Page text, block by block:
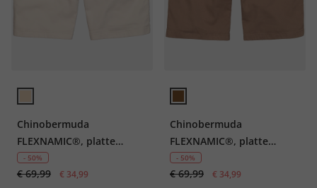
Chinobermuda
FLEXNAMIC®, platte
voorkant, tot maat 72
- 50%
€ 69,99 € 34,99
Chinobermuda
FLEXNAMIC®, platte
voorkant, tot maat 72
- 50%
€ 69,99 € 34,99